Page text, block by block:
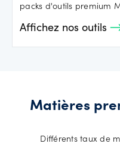
packs d'outils premium
Affichez nos outils
Matières
Différents taux de